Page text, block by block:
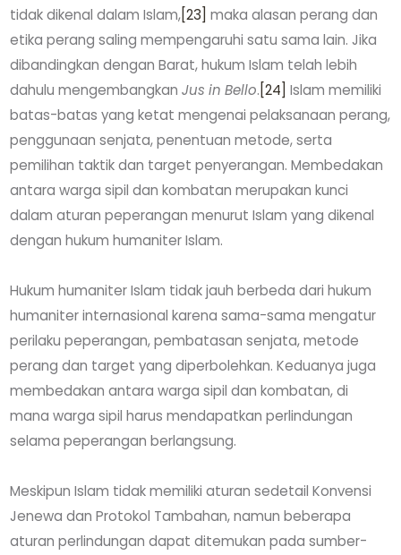
tidak dikenal dalam Islam, [23] maka alasan perang dan
etika perang saling mempengaruhi satu sama lain. Jika
dibandingkan dengan Barat, hukum Islam telah lebih
dahulu mengembangkanJus in Bello. [24] Islam memiliki
batas-batas yang ketat mengenai pelaksanaan perang,
penggunaan senjata, penentuan metode, serta
pemilihan taktik dan target penyerangan. Membedakan
antara warga sipil dan kombatan merupakan kunci
dalam aturan peperangan menurut Islam yang dikenal
dengan hukum humaniter Islam.
Hukum humaniter Islam tidak jauh berbeda dari hukum
humaniter internasional karena sama-sama mengatur
perilaku peperangan, pembatasan senjata, metode
perang dan target yang diperbolehkan. Keduanya juga
membedakan antara warga sipil dan kombatan, di
mana warga sipil harus mendapatkan perlindungan
selama peperangan berlangsung.
Meskipun Islam tidak memiliki aturan sedetail Konvensi
Jenewa dan Protokol Tambahan, namun beberapa
aturan perlindungan dapat ditemukan pada sumber-